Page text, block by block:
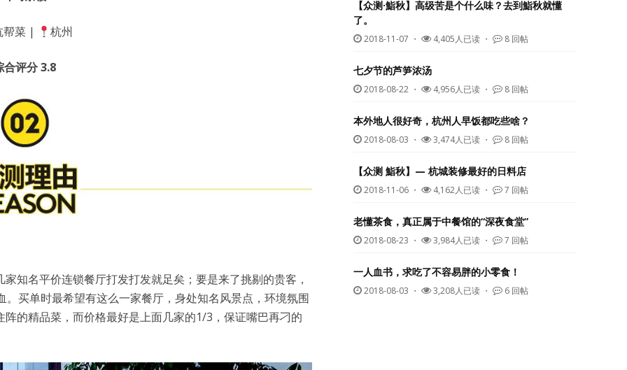
菜 | 杭州
合评分3.8
知名平价连锁餐厅打发打发就足矣；要是来了挑剔的贵客，
买单时最希望有这么一家餐厅，身处知名风景点，环境氛围
的精品菜，而价格最好是上面几家的1/3，保证嘴巴再刁的
【众测·鮨秋】高级苦是个什么味？去到鮨秋就懂
了。
2018-11-07 ・ 4,405人已读 ・ 8 回帖
七夕节的芦笋浓汤
2018-08-22 ・ 4,956人已读 ・ 8 回帖
本外地人很好奇，杭州人早饭都吃些啥？
2018-08-03 ・ 3,474人已读 ・ 8 回帖
【众测 鮨秋】— 杭城装修最好的日料店
2018-11-06 ・ 4,162人已读 ・ 7 回帖
老懂茶食，真正属于中餐馆的“深夜食堂”
2018-08-23 ・ 3,984人已读 ・ 7 回帖
一人血书，求吃了不容易胖的小零食！
2018-08-03 ・ 3,208人已读 ・ 6 回帖